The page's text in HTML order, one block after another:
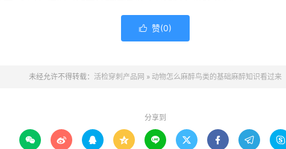
 赞(0)
未经允许不得转载： 活检穿刺产品网 » 动物怎么麻醉鸟类的基础麻醉知识看过来
分享到
        